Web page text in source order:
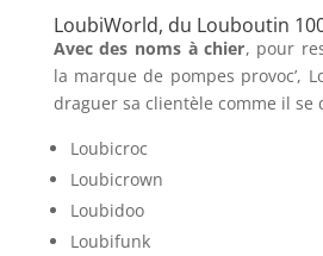
LoubiWorld, du Louboutin
Avec des noms à chier, pour
la marque de pompes provoc’,
draguer sa clientèle comme il se
Loubicroc
Loubicrown
Loubidoo
Loubifunk